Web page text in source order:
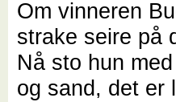
Om vinneren
strake seire på
Nå sto hun
og sand, det er